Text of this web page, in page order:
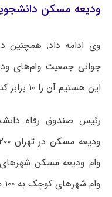
ودیعه مسکن دانشجویان ۸
وی ادامه داد: همچنین
جوانی جمعیت
این هستیم آن را ۱۰ برابر کنیم.
رئیس صندوق رفاه
ودیعه مسکن در تهران ۲۰۰ میلیون‌تومان
وام شهرهای کوچک به ۱۰۰ میلیون تومان رسیده است.